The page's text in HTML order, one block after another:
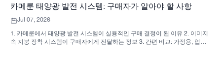
카메룬 태양광 발전 시스템: 구매자가 알아야 할 사항
Jul 07, 2026
1. 카메룬에서 태양광 발전 시스템이 실용적인 구매 결정이 된 이유 2. 이미지
속 지붕 장착 시스템이 구매자에게 전달하는 정보 3. 간편 비교: 가정용, 업무